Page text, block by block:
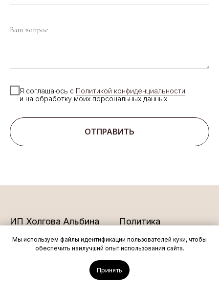
Я соглашаюсь с Политикой конфиденциальности
и на обработку моих персональных данных
ОТПРАВИТЬ
ИП Холгова Альбина
Вячеславовна
ИНН 525100150171
Политика
конфиденциальности
Договор-оферта
Мы используем файлы идентификации пользователей куки, чтобы
обеспечить наилучший опыт использования сайта.
Принять